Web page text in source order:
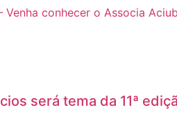
Venha conhecer o Associa Aciub
será tema da 11ª